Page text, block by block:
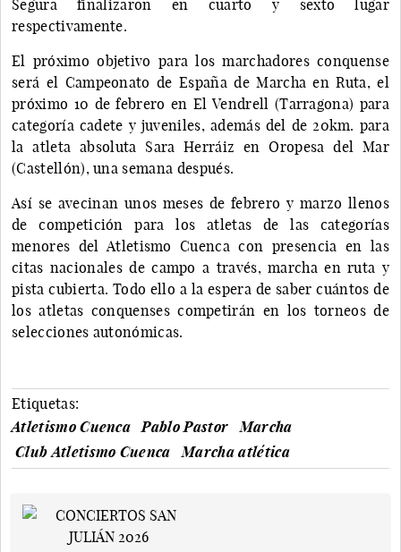
Segura finalizaron en cuarto y sexto lugar
respectivamente.
El próximo objetivo para los marchadores conquense
será el Campeonato de España de Marcha en Ruta, el
próximo 10 de febrero en El Vendrell (Tarragona) para
categoría cadete y juveniles, además del de 20km. para
la atleta absoluta Sara Herráiz en Oropesa del Mar
(Castellón), una semana después.
Así se avecinan unos meses de febrero y marzo llenos
de competición para los atletas de las categorías
menores del Atletismo Cuenca con presencia en las
citas nacionales de campo a través, marcha en ruta y
pista cubierta. Todo ello a la espera de saber cuántos de
los atletas conquenses competirán en los torneos de
selecciones autonómicas.
Etiquetas:
Atletismo Cuenca
Pablo Pastor
Marcha
Club Atletismo Cuenca
Marcha atlética